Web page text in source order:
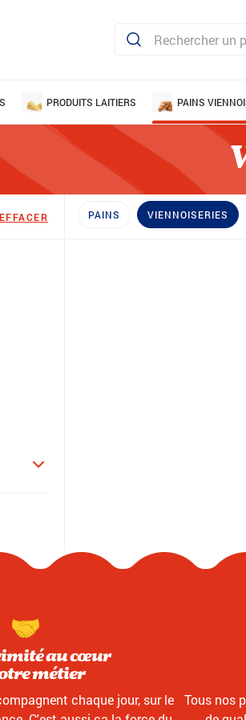
PRODUITS LAITIERS PAINS
PAINS VIENNOISERIES
au cœur
métier
chaque jour, sur le
Tous nos